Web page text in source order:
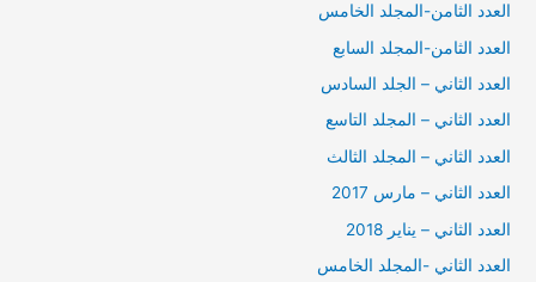
العدد الثامن-المجلد الخامس
العدد الثامن-المجلد السابع
العدد الثاني – الجلد السادس
العدد الثاني – المجلد التاسع
العدد الثاني – المجلد الثالث
العدد الثاني – مارس 2017
العدد الثاني – يناير 2018
العدد الثاني -المجلد الخامس